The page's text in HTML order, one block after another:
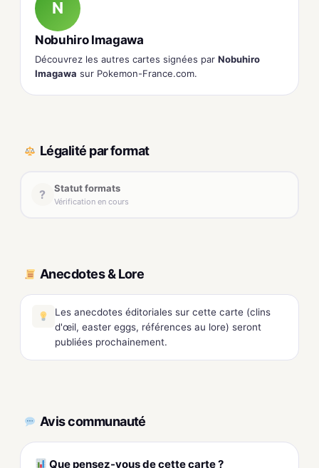
N
Nobuhiro Imagawa
Découvrez les autres cartes signées par Nobuhiro
Imagawa sur Pokemon-France.com.
Légalité par format
? Statut formats
Vérification en cours
Anecdotes & Lore
Les anecdotes éditoriales sur cette carte (clins
d'œil, easter eggs, références au lore) seront
publiées prochainement.
Avis communauté
Que pensez-vous de cette carte ?